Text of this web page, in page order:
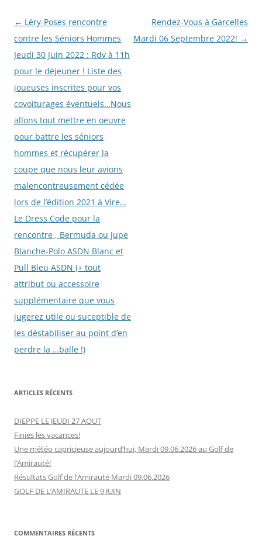
Navigation
des
articles
← Léry-Poses rencontre
contre les Séniors Hommes
Jeudi 30 Juin 2022 : Rdv à 11h
pour le déjeuner ! Liste des
joueuses inscrites pour vos
covoiturages éventuels…Nous
allons tout mettre en oeuvre
pour battre les séniors
hommes et récupérer la
coupe que nous leur avions
malencontreusement cédée
lors de l’édition 2021 à Vire…
Le Dress Code pour la
rencontre , Bermuda ou Jupe
Blanche-Polo ASDN Blanc et
Pull Bleu ASDN (+ tout
attribut ou accessoire
supplémentaire que vous
jugerez utile ou suceptible de
les déstabiliser au point d’en
perdre la …balle !)
Rendez-Vous à Garcelles
Mardi 06 Septembre 2022! →
ARTICLES RÉCENTS
DIEPPE LE JEUDI 27 AOUT
Finies les vacances!
Une météo capricieuse aujourd’hui, Mardi 09.06.2026 au Golf de
l’Amirauté!
Résultats Golf de l’Amirauté Mardi 09.06.2026
GOLF DE L’AMIRAUTE LE 9 JUIN
COMMENTAIRES RÉCENTS